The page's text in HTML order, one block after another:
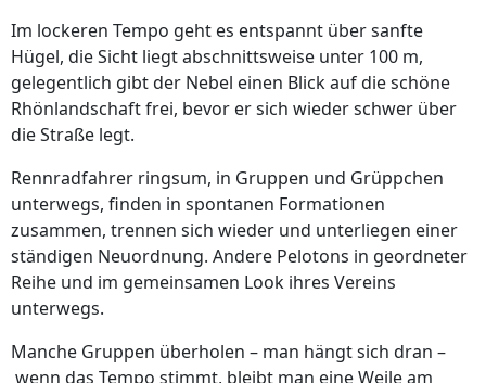
Im lockeren Tempo geht es entspannt über sanfte
Hügel, die Sicht liegt abschnittsweise unter 100 m,
gelegentlich gibt der Nebel einen Blick auf die schöne
Rhönlandschaft frei, bevor er sich wieder schwer über
die Straße legt.
Rennradfahrer ringsum, in Gruppen und Grüppchen
unterwegs, finden in spontanen Formationen
zusammen, trennen sich wieder und unterliegen einer
ständigen Neuordnung. Andere Pelotons in geordneter
Reihe und im gemeinsamen Look ihres Vereins
unterwegs.
Manche Gruppen überholen – man hängt sich dran –
wenn das Tempo stimmt, bleibt man eine Weile am